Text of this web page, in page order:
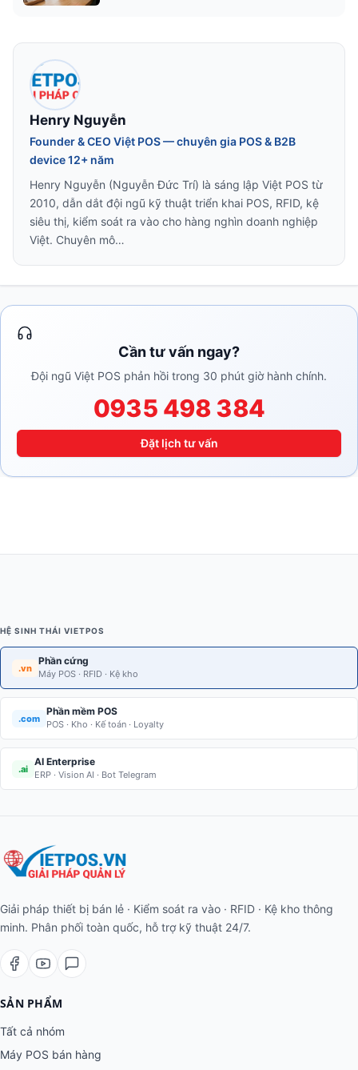
Henry Nguyễn
Founder & CEO Việt POS — chuyên gia POS & B2B
device 12+ năm
Henry Nguyễn (Nguyễn Đức Trí) là sáng lập Việt POS từ
2010, dẫn dắt đội ngũ kỹ thuật triển khai POS, RFID, kệ
siêu thị, kiểm soát ra vào cho hàng nghìn doanh nghiệp
Việt. Chuyên mô…
Cần tư vấn ngay?
Đội ngũ Việt POS phản hồi trong 30 phút giờ hành chính.
0935 498 384
Đặt lịch tư vấn
HỆ SINH THÁI VIETPOS
.vn
Phần cứng
Máy POS · RFID · Kệ kho
.com
Phần mềm POS
POS · Kho · Kế toán · Loyalty
.ai
AI Enterprise
ERP · Vision AI · Bot Telegram
Giải pháp thiết bị bán lẻ · Kiểm soát ra vào · RFID · Kệ kho thông
minh. Phân phối toàn quốc, hỗ trợ kỹ thuật 24/7.
SẢN PHẨM
Tất cả nhóm
Máy POS bán hàng